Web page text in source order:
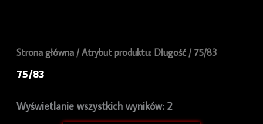
Strona główna/ Atrybut produktu: Długość / 75/83
75/83
Wyświetlanie wszystkich wyników: 2